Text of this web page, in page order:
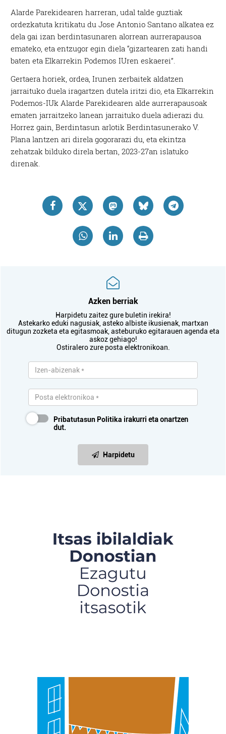
Alarde Parekidearen harreran, udal talde guztiak
ordezkatuta kritikatu du Jose Antonio Santano alkatea ez
dela gai izan berdintasunaren alorrean aurrerapausoa
emateko, eta entzugor egin diela “gizartearen zati handi
baten eta Elkarrekin Podemos IUren eskaerei”.
Gertaera horiek, ordea, Irunen zerbaitek aldatzen
jarraituko duela iragartzen dutela iritzi dio, eta Elkarrekin
Podemos-IUk Alarde Parekidearen alde aurrerapausoak
ematen jarraitzeko lanean jarraituko duela adierazi du.
Horrez gain, Berdintasun arlotik Berdintasunerako V.
Plana lantzen ari direla gogorarazi du, eta ekintza
zehatzak bilduko direla bertan, 2023-27an islatuko
direnak.
Azken berriak
Harpidetu zaitez gure buletin irekira!
Astekarko eduki nagusiak, asteko albiste ikusienak, martxan
ditugun zozketa eta egitasmoak, asteburuko egitarauen agenda eta
askoz gehiago!
Ostiralero zure posta elektronikoan.
Pribatutasun Politika irakurri eta onartzen
dut.
Harpidetu